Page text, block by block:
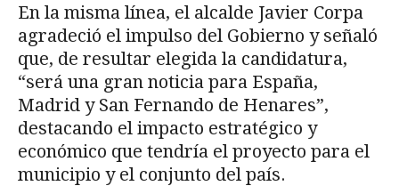
En la misma línea, el alcalde Javier Corpa
agradeció el impulso del Gobierno y señaló
que, de resultar elegida la candidatura,
“será una gran noticia para España,
Madrid y San Fernando de Henares”,
destacando el impacto estratégico y
económico que tendría el proyecto para el
municipio y el conjunto del país.